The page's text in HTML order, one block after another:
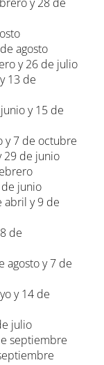
agosto
y 26 de julio
13 de
y 15 de
y 7 de octubre
29 de junio
junio
abril y 9 de
de
agosto y 7 de
y 14 de
julio
septiembre